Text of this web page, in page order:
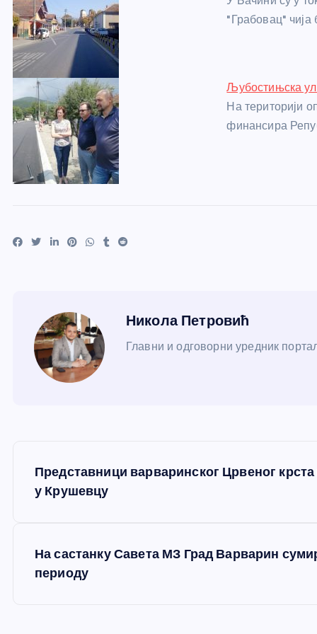
"Грабовац" чија
Љубостињска
На територији
финансира
Никола Петровић
Главни и одговорни уредник
Представници варваринског Црвеног
у Крушевцу
На састанку Савета МЗ Град Варварин
периоду